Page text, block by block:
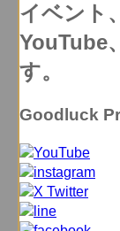
イベント
YouTube
す。
Goodluck